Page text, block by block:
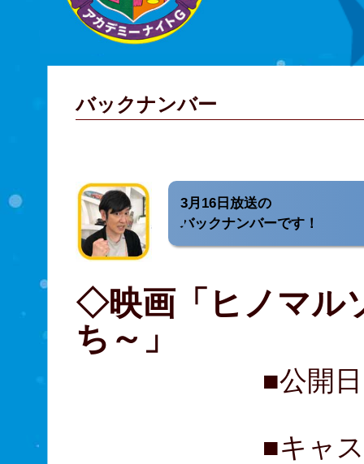
バックナンバー
3月16日放送の
バックナンバーです！
◇映画「ヒノマル
ち～」
■公開
■キャ